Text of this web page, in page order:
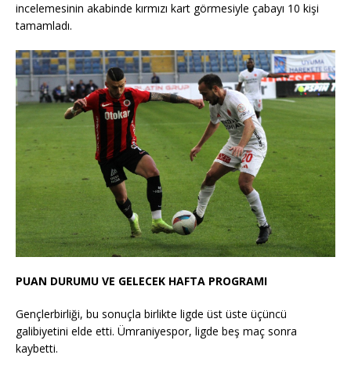
incelemesinin akabinde kırmızı kart görmesiyle çabayı 10 kişi
tamamladı.
PUAN DURUMU VE GELECEK HAFTA PROGRAMI
Gençlerbirliği, bu sonuçla birlikte ligde üst üste üçüncü
galibiyetini elde etti. Ümraniyespor, ligde beş maç sonra
kaybetti.